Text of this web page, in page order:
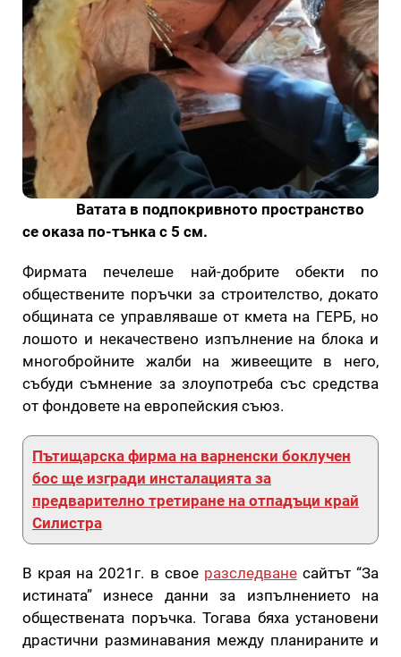
Ватата в подпокривното пространство
се оказа по-тънка с 5 см.
Фирмата печелеше най-добрите обекти по
обществените поръчки за строителство, докато
общината се управляваше от кмета на ГЕРБ, но
лошото и некачествено изпълнение на блока и
многобройните жалби на живеещите в него,
събуди съмнение за злоупотреба със средства
от фондовете на европейския съюз.
Пътищарска фирма на варненски боклучен
бос ще изгради инсталацията за
предварително третиране на отпадъци край
Силистра
В края на 2021г. в свое разследванесайтът “За
истината” изнесе данни за изпълнението на
обществената поръчка. Тогава бяха установени
драстични разминавания между планираните и